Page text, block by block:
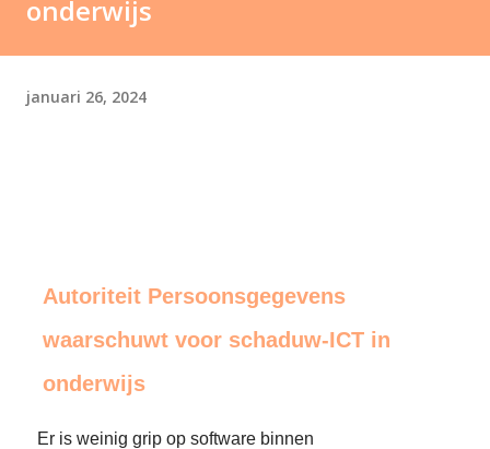
onderwijs
januari 26, 2024
Autoriteit Persoonsgegevens
waarschuwt voor schaduw-ICT in
onderwijs
Er is weinig grip op software binnen